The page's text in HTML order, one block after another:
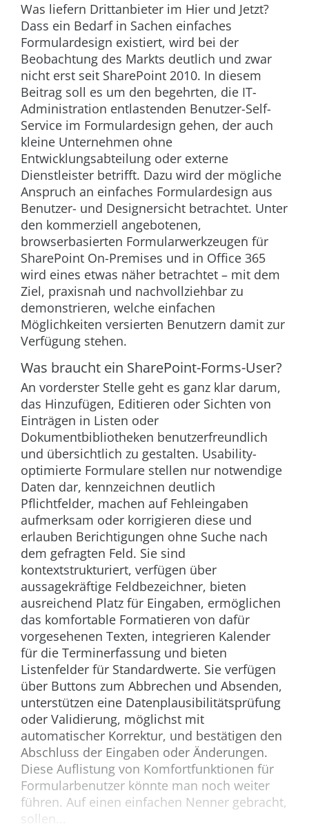
Was liefern Drittanbieter im Hier und Jetzt?
Dass ein Bedarf in Sachen einfaches
Formulardesign existiert, wird bei der
Beobachtung des Markts deutlich und zwar
nicht erst seit SharePoint 2010. In diesem
Beitrag soll es um den begehrten, die IT-
Administration entlastenden Benutzer-Self-
Service im Formulardesign gehen, der auch
kleine Unternehmen ohne
Entwicklungsabteilung oder externe
Dienstleister betrifft. Dazu wird der mögliche
Anspruch an einfaches Formulardesign aus
Benutzer- und Designersicht betrachtet. Unter
den kommerziell angebotenen,
browserbasierten Formularwerkzeugen für
SharePoint On-Premises und in Office 365
wird eines etwas näher betrachtet – mit dem
Ziel, praxisnah und nachvollziehbar zu
demonstrieren, welche einfachen
Möglichkeiten versierten Benutzern damit zur
Verfügung stehen.
Was braucht ein SharePoint-Forms-User?
An vorderster Stelle geht es ganz klar darum,
das Hinzufügen, Editieren oder Sichten von
Einträgen in Listen oder
Dokumentbibliotheken benutzerfreundlich
und übersichtlich zu gestalten. Usability-
optimierte Formulare stellen nur notwendige
Daten dar, kennzeichnen deutlich
Pflichtfelder, machen auf Fehleingaben
aufmerksam oder korrigieren diese und
erlauben Berichtigungen ohne Suche nach
dem gefragten Feld. Sie sind
kontextstrukturiert, verfügen über
aussagekräftige Feldbezeichner, bieten
ausreichend Platz für Eingaben, ermöglichen
das komfortable Formatieren von dafür
vorgesehenen Texten, integrieren Kalender
für die Terminerfassung und bieten
Listenfelder für Standardwerte. Sie verfügen
über Buttons zum Abbrechen und Absenden,
unterstützen eine Datenplausibilitätsprüfung
oder Validierung, möglichst mit
automatischer Korrektur, und bestätigen den
Abschluss der Eingaben oder Änderungen.
Diese Auflistung von Komfortfunktionen für
Formularbenutzer könnte man noch weiter
führen. Auf einen einfachen Nenner gebracht,
sollen...